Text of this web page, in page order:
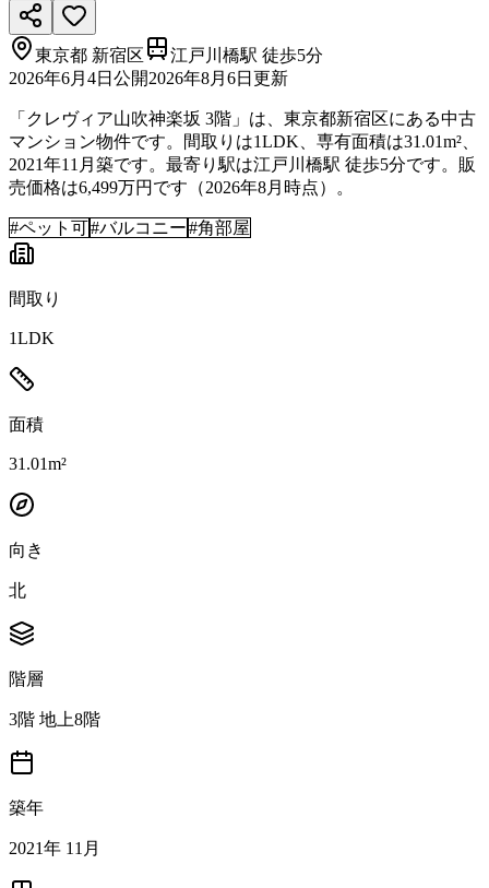
東京都 新宿区
江戸川橋駅 徒歩5分
2026年6月4日 公開2026年8月6日 更新
「クレヴィア山吹神楽坂 3階」は、東京都新宿区にある中古
マンション物件です。間取りは1LDK、専有面積は31.01m²、
2021年11月築です。最寄り駅は江戸川橋駅 徒歩5分です。販
売価格は6,499万円です（2026年8月時点）。
#ペット可#バルコニー#角部屋
間取り
1LDK
面積
31.01m²
向き
北
階層
3階 地上8階
築年
2021年 11月